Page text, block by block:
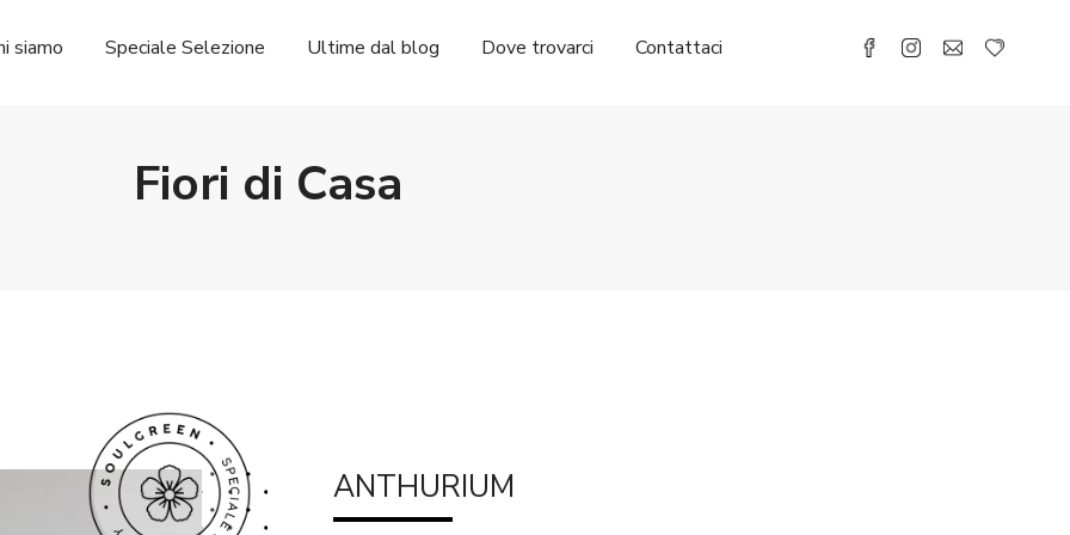
siamo Speciale Selezione Ultime dal blog Dove trovarci Contattaci
Fiori di Casa
ANTHURIUM